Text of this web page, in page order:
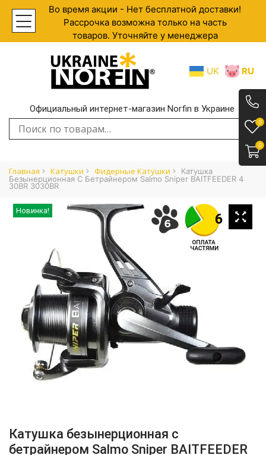
Во время акции - Нет бесплатной доставки!
Рассрочка возможна только на часть
товаров. Уточняйте у менеджера
UK RU
Официальный интернет-магазин Norfin в Украине
Искать:
Главная Катушки Фидерные Катушки
Катушка
Безынерционная C Бетрайнером Salmo Sniper BAITFEEDER 4
30BR 3030BR
0
0
Новинка!
Катушка безынерционная c
бетрайнером Salmo Sniper BAITFEEDER